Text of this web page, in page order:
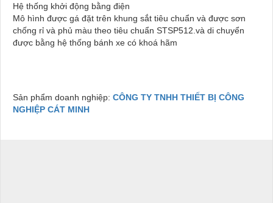
Hệ thống khởi động bằng điện
Mô hình được gá đặt trên khung sắt tiêu chuẩn và được sơn
chống rỉ và phủ màu theo tiêu chuẩn STSP512.và di chuyển
được bằng hệ thống bánh xe có khoá hãm
Sản phẩm doanh nghiệp: CÔNG TY TNHH THIẾT BỊ CÔNG
NGHIỆP CÁT MINH